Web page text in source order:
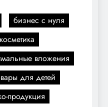
бизнес с нуля
косметика
вложения
для детей
продукция